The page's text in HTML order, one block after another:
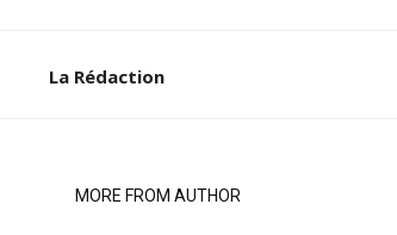
La Rédaction
MORE FROM AUTHOR